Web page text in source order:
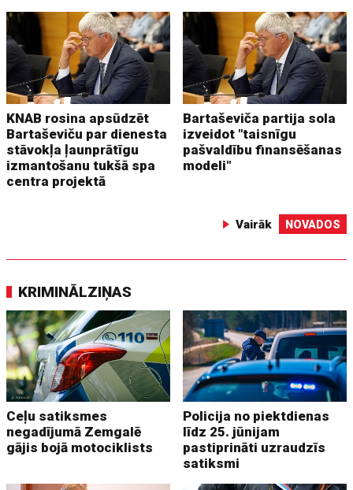
KNAB rosina apsūdzēt
Bartaševiču par dienesta
stāvokļa ļaunprātīgu
izmantošanu tukšā spa
centra projektā
Bartaševiča partija sola
izveidot "taisnīgu
pašvaldību finansēšanas
modeli"
Vairāk NOVADOS
KRIMINĀLZIŅAS
Ceļu satiksmes
negadījumā Zemgalē
gājis bojā motociklists
Policija no piektdienas
līdz 25. jūnijam
pastiprināti uzraudzīs
satiksmi